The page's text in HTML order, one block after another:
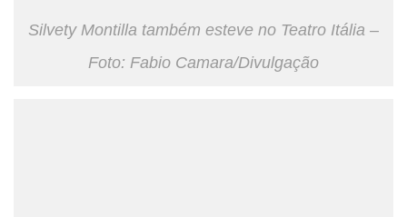
Silvety Montilla também esteve no Teatro Itália –
Foto: Fabio Camara/Divulgação